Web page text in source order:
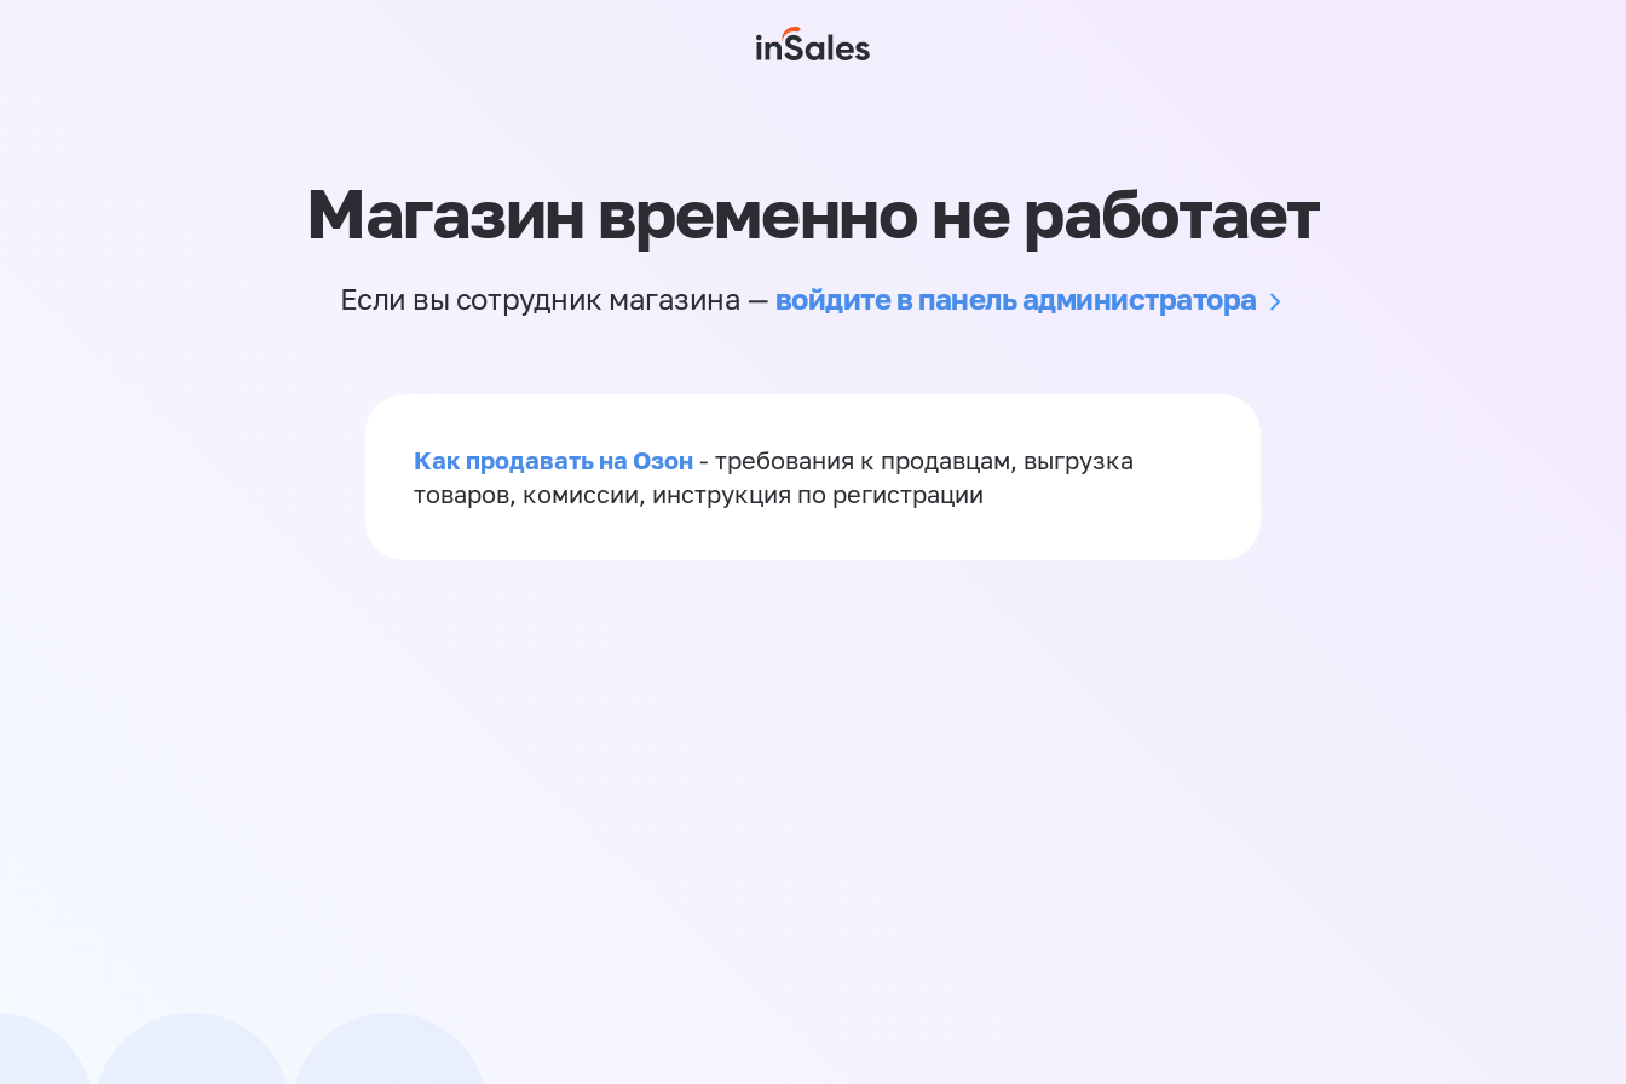
Магазин временно не работает
Если вы сотрудник магазина — войдите в панель администратора
Как продавать на Озон - требования к продавцам, выгрузка
товаров, комиссии, инструкция по регистрации